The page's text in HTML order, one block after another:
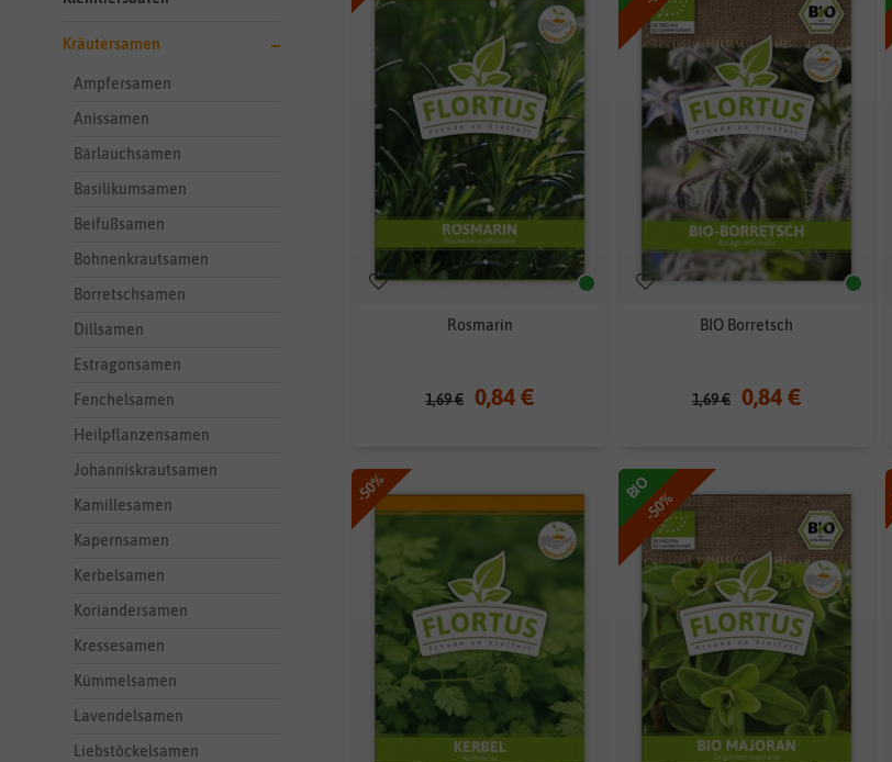
Kräutersamen
Ampfersamen
Anissamen
Bärlauchsamen
Basilikumsamen
Beifußsamen
Bohnenkrautsamen
Borretschsamen
Dillsamen
Estragonsamen
Fenchelsamen
Heilpflanzensamen
Johanniskrautsamen
Kamillesamen
Kapernsamen
Kerbelsamen
Koriandersamen
Kressesamen
Kümmelsamen
Lavendelsamen
Liebstöckelsamen
Rosmarin
1,69 € 0,84 €
BIO Borretsch
1,69 € 0,84 €
-50%
-50%
BIO